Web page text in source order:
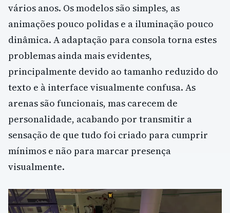
vários anos. Os modelos são simples, as
animações pouco polidas e a iluminação pouco
dinâmica. A adaptação para consola torna estes
problemas ainda mais evidentes,
principalmente devido ao tamanho reduzido do
texto e à interface visualmente confusa. As
arenas são funcionais, mas carecem de
personalidade, acabando por transmitir a
sensação de que tudo foi criado para cumprir
mínimos e não para marcar presença
visualmente.